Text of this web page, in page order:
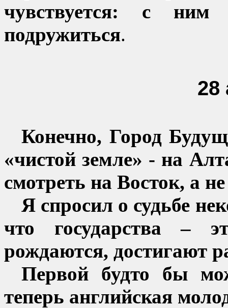
чувствуется: с ним
подружиться.
28
Конечно, Город
«чистой земле» - на
смотреть на Восток, а
Я спросил о судьбе
что государства –
рождаются, достигают
Первой будто бы
теперь английская